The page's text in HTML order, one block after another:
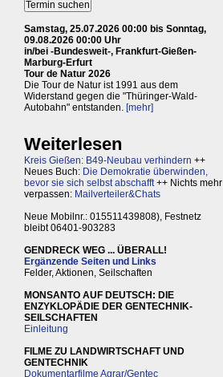
Samstag, 25.07.2026 00:00 bis Sonntag,
09.08.2026 00:00 Uhr
in/bei -Bundesweit-, Frankfurt-Gießen-
Marburg-Erfurt
Tour de Natur 2026
Die Tour de Natur ist 1991 aus dem
Widerstand gegen die "Thüringer-Wald-
Autobahn" entstanden. [mehr]
Weiterlesen
Kreis Gießen: B49-Neubau verhindern ++
Neues Buch: Die Demokratie überwinden,
bevor sie sich selbst abschafft++ Nichts mehr
verpassen: Mailverteiler&Chats
Neue Mobilnr.: 015511439808), Festnetz
bleibt 06401-903283
GENDRECK WEG ... ÜBERALL!
Ergänzende Seiten und Links
Felder, Aktionen, Seilschaften
MONSANTO AUF DEUTSCH: DIE
ENZYKLOPÄDIE DER GENTECHNIK-
SEILSCHAFTEN
Einleitung
FILME ZU LANDWIRTSCHAFT UND
GENTECHNIK
Dokumentarfilme Agrar/Gentec